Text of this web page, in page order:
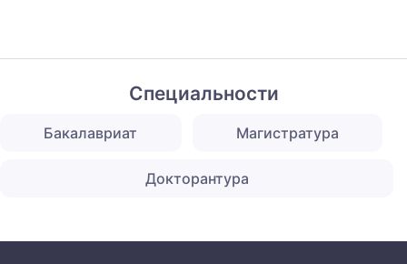
Специальности
Бакалавриат Магистратура
Докторантура